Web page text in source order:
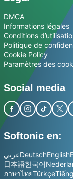
DMCA
Informations légales
Conditions
Politique de
Cookie Policy
Paramètres des
Social media
Softonic en:
عربيDeutschEnglish
日本語한국어
ภาษาไทยTürkçe